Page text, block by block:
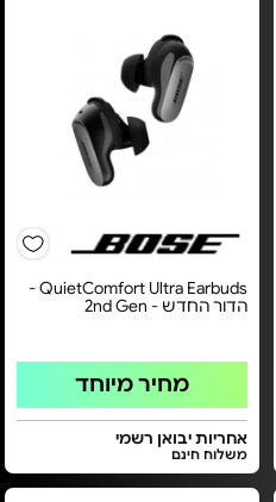
QuietComfort Ultra Earbuds -
הדור החדש - 2nd Gen
מחיר מיוחד
אחריות יבואן רשמי
משלוח חינם